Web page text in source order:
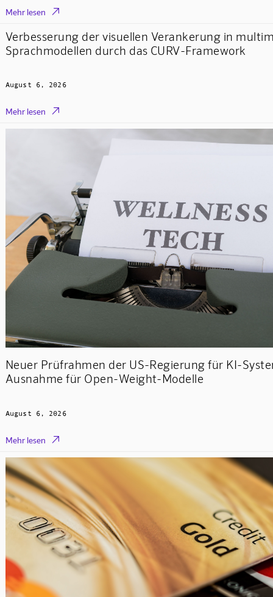
Mehr lesen 
Verbesserung der visuellen Verankerung in
Sprachmodellen durch das CURV-Framework
August 6, 2026
Mehr lesen 
Neuer Prüfrahmen der US-Regierung für KI-
Ausnahme für Open-Weight-Modelle
August 6, 2026
Mehr lesen 